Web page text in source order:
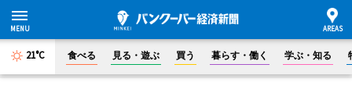
21°C 食べる 見る・遊ぶ 買う 暮らす・働く 学ぶ・知る